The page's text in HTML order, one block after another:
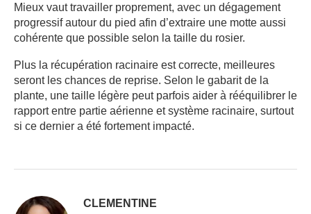
Mieux vaut travailler proprement, avec un dégagement
progressif autour du pied afin d’extraire une motte aussi
cohérente que possible selon la taille du rosier.
Plus la récupération racinaire est correcte, meilleures
seront les chances de reprise. Selon le gabarit de la
plante, une taille légère peut parfois aider à rééquilibrer le
rapport entre partie aérienne et système racinaire, surtout
si ce dernier a été fortement impacté.
CLEMENTINE